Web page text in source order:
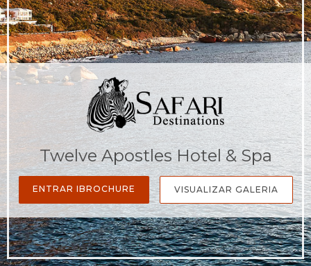
Twelve Apostles Hotel & Spa
ENTRAR IBROCHURE VISUALIZAR GALERIA